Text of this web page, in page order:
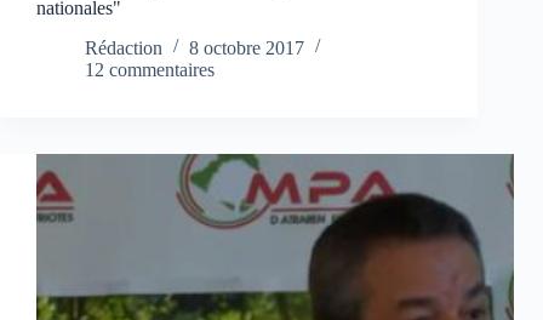
nationales"
Rédaction
8 octobre 2017
12 commentaires